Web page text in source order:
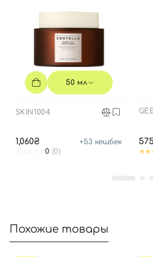
50 мл
SKIN1004
1,060₴ +53 кешбек
0 (0)
Похожие товары
Вход
Номер телефона
принимаете условия